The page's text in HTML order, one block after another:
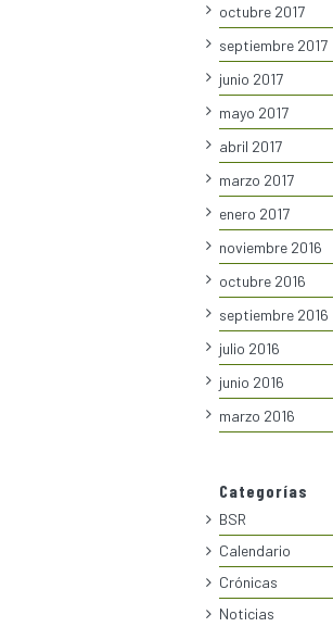
octubre 2017
septiembre 2017
junio 2017
mayo 2017
abril 2017
marzo 2017
enero 2017
noviembre 2016
octubre 2016
septiembre 2016
julio 2016
junio 2016
marzo 2016
Categorías
BSR
Calendario
Crónicas
Noticias